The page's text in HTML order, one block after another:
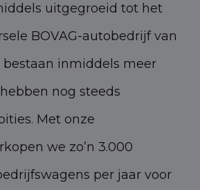
uitgegroeid tot het
BOVAG-autobedrijf van
bestaan inmiddels meer
nog steeds
Met onze
we zo’n 3.000
per jaar voor